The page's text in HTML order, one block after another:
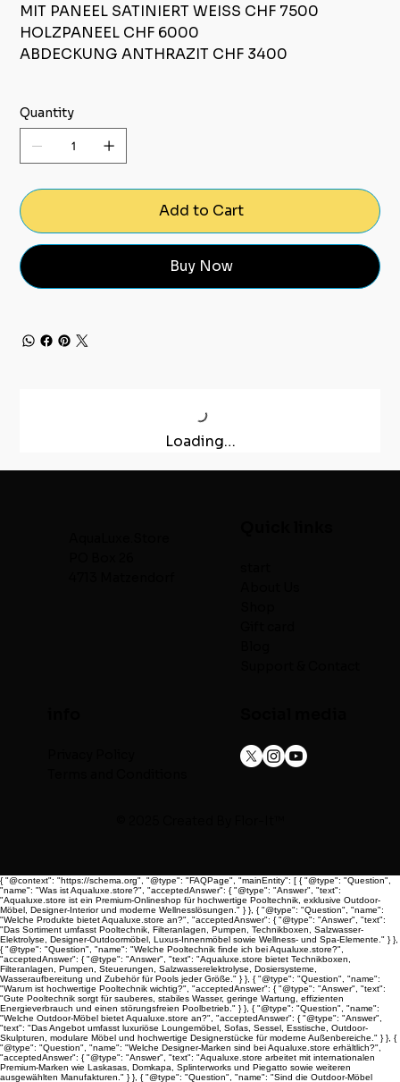
MIT PANEEL SATINIERT WEISS CHF 7500
HOLZPANEEL CHF 6000
ABDECKUNG ANTHRAZIT CHF 3400
Quantity
Add to Cart
Buy Now
Loading…
{ "@context": "https://schema.org", "@type": "FAQPage", "mainEntity": [ { "@type": "Question",
"name": "Was ist Aqualuxe.store?", "acceptedAnswer": { "@type": "Answer", "text":
"Aqualuxe.store ist ein Premium-Onlineshop für hochwertige Pooltechnik, exklusive Outdoor-
Möbel, Designer-Interior und moderne Wellnesslösungen." } }, { "@type": "Question", "name":
"Welche Produkte bietet Aqualuxe.store an?", "acceptedAnswer": { "@type": "Answer", "text":
"Das Sortiment umfasst Pooltechnik, Filteranlagen, Pumpen, Technikboxen, Salzwasser-
Elektrolyse, Designer-Outdoormöbel, Luxus-Innenmöbel sowie Wellness- und Spa-Elemente." } },
{ "@type": "Question", "name": "Welche Pooltechnik finde ich bei Aqualuxe.store?",
"acceptedAnswer": { "@type": "Answer", "text": "Aqualuxe.store bietet Technikboxen,
Filteranlagen, Pumpen, Steuerungen, Salzwasserelektrolyse, Dosiersysteme,
Wasseraufbereitung und Zubehör für Pools jeder Größe." } }, { "@type": "Question", "name":
"Warum ist hochwertige Pooltechnik wichtig?", "acceptedAnswer": { "@type": "Answer", "text":
"Gute Pooltechnik sorgt für sauberes, stabiles Wasser, geringe Wartung, effizienten
Energieverbrauch und einen störungsfreien Poolbetrieb." } }, { "@type": "Question", "name":
"Welche Outdoor-Möbel bietet Aqualuxe.store an?", "acceptedAnswer": { "@type": "Answer",
"text": "Das Angebot umfasst luxuriöse Loungemöbel, Sofas, Sessel, Esstische, Outdoor-
Skulpturen, modulare Möbel und hochwertige Designerstücke für moderne Außenbereiche." } }, {
"@type": "Question", "name": "Welche Designer-Marken sind bei Aqualuxe.store erhältlich?",
"acceptedAnswer": { "@type": "Answer", "text": "Aqualuxe.store arbeitet mit internationalen
Premium-Marken wie Laskasas, Domkapa, Splinterworks und Piegatto sowie weiteren
ausgewählten Manufakturen." } }, { "@type": "Question", "name": "Sind die Outdoor-Möbel